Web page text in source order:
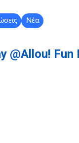
Νέα
@Allou!